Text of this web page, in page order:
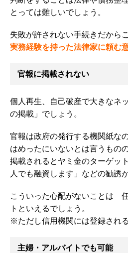
とっては難しいでしょう。
失敗が許されない手続きだからこ
実務経験を持った法律家に頼む
官報に掲載されない
個人再生、自己破産で大きなネ
の掲載」でしょう。
官報は政府の発行する機関紙な
はめったにいないとは言うもの
掲載されるとヤミ金のターゲッ
人でも融資します」などの勧誘
こういった心配がないことは
トといえるでしょう。
※ただし信用機関には登録される
主婦・アルバイトでも可能